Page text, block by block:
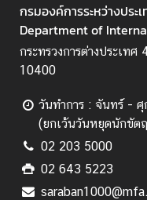
กรมองค์การระหว่างประ
Department of
กระทรวงการต่างประเท
10400
วันทำการ : จันทร์ -
(ยกเว้นวันหยุดนักขัต
02 203 5000
02 643 5223